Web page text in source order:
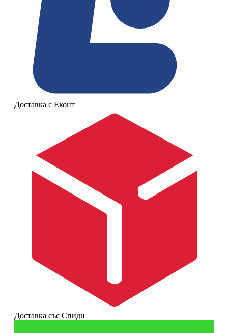
Доставка с Еконт
Доставка със Спиди